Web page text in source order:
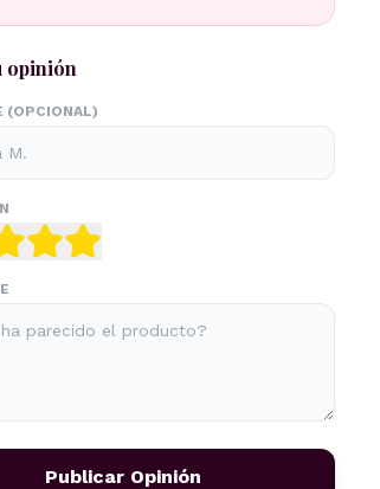
opinión
(OPCIONAL)
Publicar Opinión